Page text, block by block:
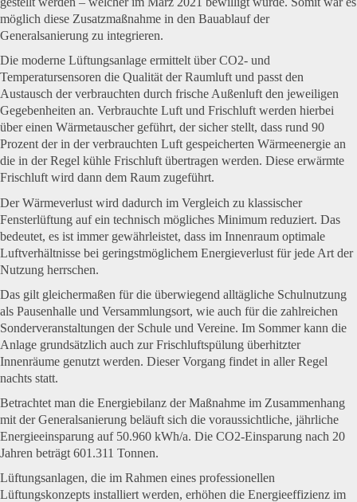
möglich diese Zusatzmaßnahme in den Bauablauf der
Generalsanierung zu integrieren.
Die moderne Lüftungsanlage ermittelt über CO2- und
Temperatursensoren die Qualität der Raumluft und passt den
Austausch der verbrauchten durch frische Außenluft den jeweiligen
Gegebenheiten an. Verbrauchte Luft und Frischluft werden hierbei
über einen Wärmetauscher geführt, der sicher stellt, dass rund 90
Prozent der in der verbrauchten Luft gespeicherten Wärmeenergie an
die in der Regel kühle Frischluft übertragen werden. Diese erwärmte
Frischluft wird dann dem Raum zugeführt.
Der Wärmeverlust wird dadurch im Vergleich zu klassischer
Fensterlüftung auf ein technisch mögliches Minimum reduziert. Das
bedeutet, es ist immer gewährleistet, dass im Innenraum optimale
Luftverhältnisse bei geringstmöglichem Energieverlust für jede Art der
Nutzung herrschen.
Das gilt gleichermaßen für die überwiegend alltägliche Schulnutzung
als Pausenhalle und Versammlungsort, wie auch für die zahlreichen
Sonderveranstaltungen der Schule und Vereine. Im Sommer kann die
Anlage grundsätzlich auch zur Frischluftspülung überhitzter
Innenräume genutzt werden. Dieser Vorgang findet in aller Regel
nachts statt.
Betrachtet man die Energiebilanz der Maßnahme im Zusammenhang
mit der Generalsanierung beläuft sich die voraussichtliche, jährliche
Energieeinsparung auf 50.960 kWh/a. Die CO2-Einsparung nach 20
Jahren beträgt 601.311 Tonnen.
Lüftungsanlagen, die im Rahmen eines professionellen
Lüftungskonzepts installiert werden, erhöhen die Energieeffizienz im